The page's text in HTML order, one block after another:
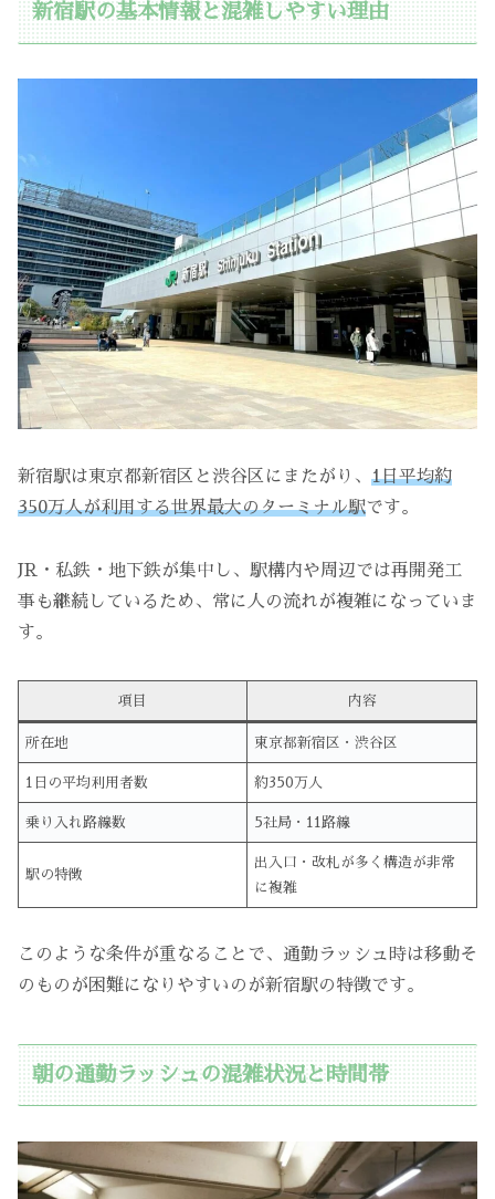
新宿駅の基本情報と混雑しやすい理由
新宿駅は東京都新宿区と渋谷区にまたがり、 1日平均約
350万人が利用する世界最大のターミナル駅です。
JR・私鉄・地下鉄が集中し、駅構内や周辺では再開発工
事も継続しているため、常に人の流れが複雑になっていま
す。
項目 内容
所在地 東京都新宿区・渋谷区
1日の平均利用者数 約350万人
乗り入れ路線数 5社局・11路線
駅の特徴
出入口・改札が多く構造が非常
に複雑
このような条件が重なることで、通勤ラッシュ時は移動そ
のものが困難になりやすいのが新宿駅の特徴です。
朝の通勤ラッシュの混雑状況と時間帯